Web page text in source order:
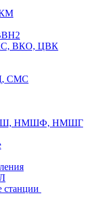
КМ
ВКО, ЦВК
СМС
НМШФ, НМШГ
станции